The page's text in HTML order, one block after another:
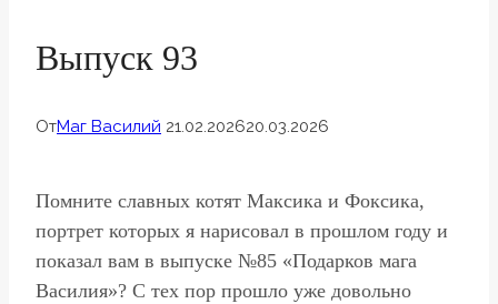
Выпуск 93
ОтМаг Василий 21.02.202620.03.2026
Помните славных котят Максика и Фоксика,
портрет которых я нарисовал в прошлом году и
показал вам в выпуске №85 «Подарков мага
Василия»? С тех пор прошло уже довольно